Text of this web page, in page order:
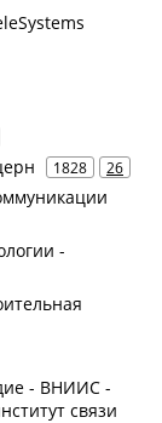
1828 26
-
- ВНИИС -
связи